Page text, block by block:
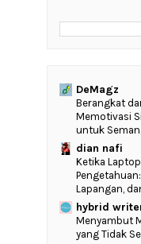
DeMagz
‎Berangkat
Memotivasi
untuk
dian nafi
Ketika
Lapangan,
hybrid
Menyambut
yang Tidak